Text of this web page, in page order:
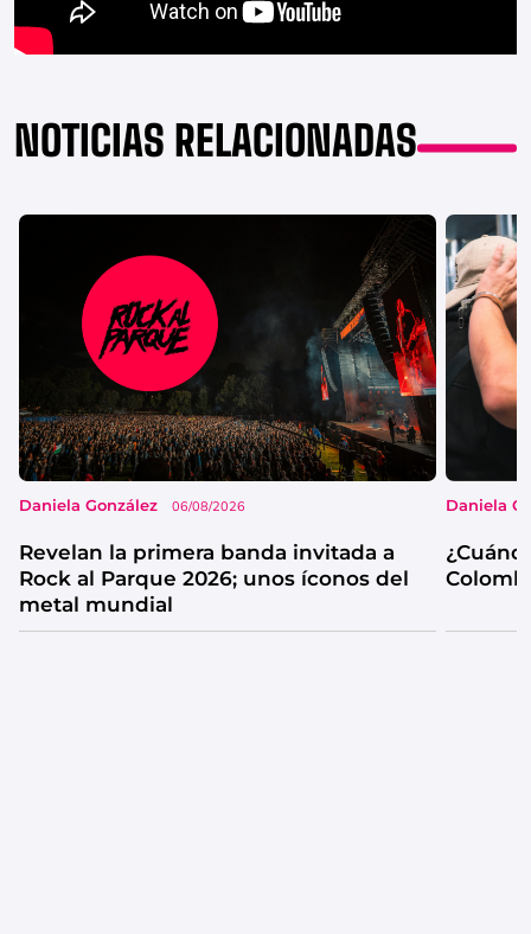
NOTICIAS RELACIONADAS
Daniela González 06/08/2026
Revelan la primera banda invitada a
Rock al Parque 2026; unos íconos del
metal mundial
Daniela